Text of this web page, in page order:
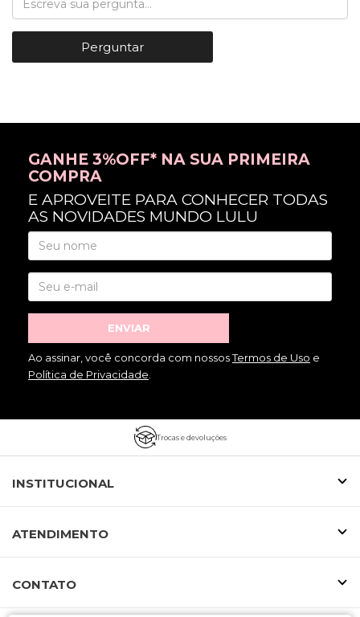
Perguntar
GANHE 3%OFF* NA SUA PRIMEIRA
COMPRA
E APROVEITE PARA CONHECER TODAS
AS NOVIDADES MUNDO LULU
ENVIAR
Ao assinar, você concorda com nossosTermos de Uso e
Política de Privacidade
Trocas e devoluções
INSTITUCIONAL
ATENDIMENTO
CONTATO